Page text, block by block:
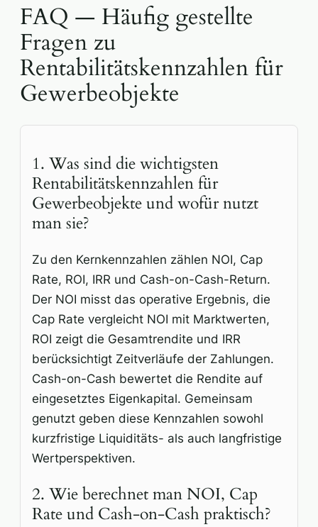
FAQ — Häufig gestellte
Fragen zu
Rentabilitätskennzahlen für
Gewerbeobjekte
1. Was sind die wichtigsten
Rentabilitätskennzahlen für
Gewerbeobjekte und wofür nutzt
man sie?
Zu den Kernkennzahlen zählen NOI, Cap
Rate, ROI, IRR und Cash-on-Cash-Return.
Der NOI misst das operative Ergebnis, die
Cap Rate vergleicht NOI mit Marktwerten,
ROI zeigt die Gesamtrendite und IRR
berücksichtigt Zeitverläufe der Zahlungen.
Cash-on-Cash bewertet die Rendite auf
eingesetztes Eigenkapital. Gemeinsam
genutzt geben diese Kennzahlen sowohl
kurzfristige Liquiditäts- als auch langfristige
Wertperspektiven.
2. Wie berechnet man NOI, Cap
Rate und Cash-on-Cash praktisch?